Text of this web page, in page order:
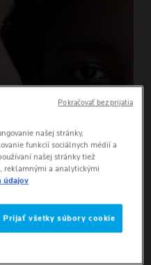
krému
našej stránky,
funkcií sociálnych médií a
našej stránky tiež
reklamnými a analytickými
údajov
Prijať všetky súbory cookie
Pokračovať bez prijatia